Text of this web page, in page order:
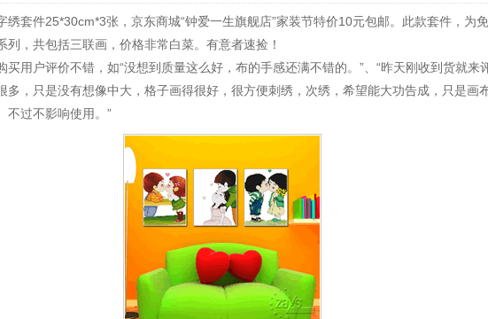
绣套件25*30cm*3张，京东商城“钟爱一生旗舰店”家装节特价10元包邮。此款套件，为
列，共包括三联画，价格非常白菜。有意者速捡！
买用户评价不错，如“没想到质量这么好，布的手感还满不错的。”、“昨天刚收到货就来
多，只是没有想像中大，格子画得很好，很方便刺绣，次绣，希望能大功告成，只是画
不过不影响使用。”
淘宝优惠券+淘宝返利 京东优惠券与京东返利红包！